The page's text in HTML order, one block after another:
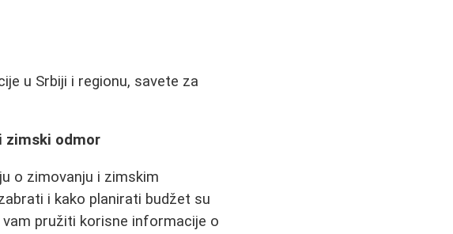
u Srbiji i regionu, savete za
zimski odmor
o zimovanju i zimskim
i kako planirati budžet su
pružiti korisne informacije o